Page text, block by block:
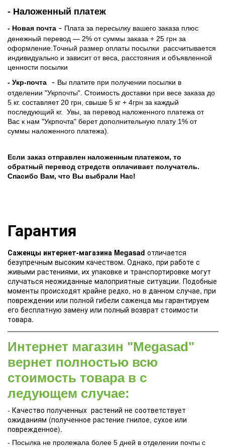
- Наложенный платеж
- Новая почта - Плата за пересылку вашего заказа плюс
денежный перевод — 2% от суммы заказа + 25 грн за
оформление.Точный размер оплаты посылки рассчитывается
индивидуально и зависит от веса, расстояния и объявленной
ценности посылки
- Укр-почта
- Вы платите при получении посылки в
отделении "Укрпочты". Стоимость доставки при весе заказа до
5 кг. составляет 20 грн, свыше 5 кг + 4грн за каждый
последующий кг. Увы, за перевод наложенного платежа от
Вас к нам "Укрпочта" берет дополнительную плату 1% от
суммы наложенного платежа).
Если заказ отправлен наложенным платежом, то
обратный перевод стредств оплачивает получатель.
Спасибо Вам, что Вы выбрали Нас!
Гарантия
Саженцы интернет-магазина Megasad отличается
безупречным высоким качеством. Однако, при работе с
живыми растениями, их упаковке и транспортировке могут
случаться неожиданные малоприятные ситуации. Подобные
моменты происходят крайне редко, но в данном случае, при
повреждении или полной гибели саженца мы гарантируем
его бесплатную замену или полный возврат стоимости
товара.
Интернет магазин "Megasad"
вернет полностью всю
стоимость товара в с
ледующем случае:
- Качество полученных растений не соответствует
ожиданиям (полученное растение гнилое, сухое или
поврежденное).
- Посылка не пролежала более 5 дней в отделении почты с